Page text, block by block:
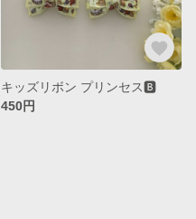
キッズリボン プリンセス🅱️
450円